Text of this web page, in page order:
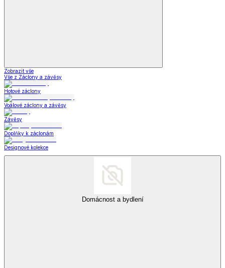
Zobrazit vše
Vše z Záclony a závěsy
Hotové záclony
Voálové záclony a závěsy
Závěsy
Doplňky k záclonám
Designové kolekce
Domácnost a bydlení